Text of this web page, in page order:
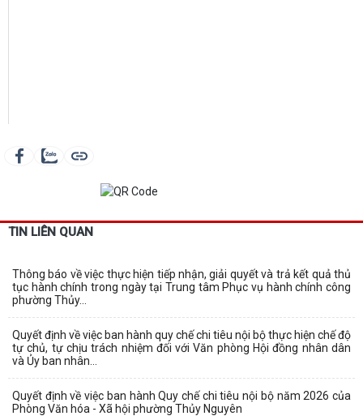
TIN LIÊN QUAN
Thông báo về việc thực hiện tiếp nhận, giải quyết và trả kết quả thủ
tục hành chính trong ngày tại Trung tâm Phục vụ hành chính công
phường Thủy...
Quyết định về việc ban hành quy chế chi tiêu nội bộ thực hiện chế độ
tự chủ, tự chịu trách nhiệm đối với Văn phòng Hội đồng nhân dân
và Ủy ban nhân...
Quyết định về việc ban hành Quy chế chi tiêu nội bộ năm 2026 của
Phòng Văn hóa - Xã hội phường Thủy Nguyên